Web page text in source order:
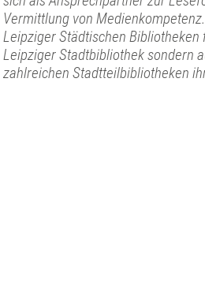
Vermittlung von
Leipziger Städtischen
Leipziger Stadtbibliothek sondern
zahlreichen Stadtteilbibliotheken